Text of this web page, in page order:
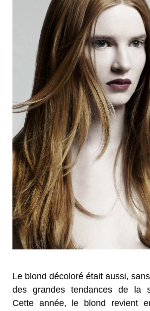
Le blond décoloré était aussi,
des grandes tendances de la
Cette année, le blond revient